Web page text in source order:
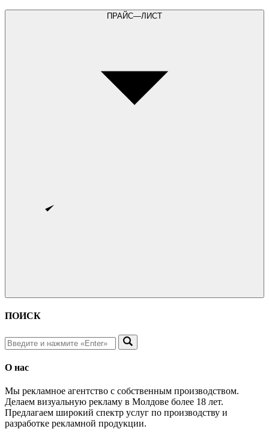
ПРАЙС—ЛИСТ
ПОИСК
О нас
Мы рекламное агентство с собственным производством.
Делаем визуальную рекламу в Молдове более 18 лет.
Предлагаем широкий спектр услуг по производству и
разработке рекламной продукции.